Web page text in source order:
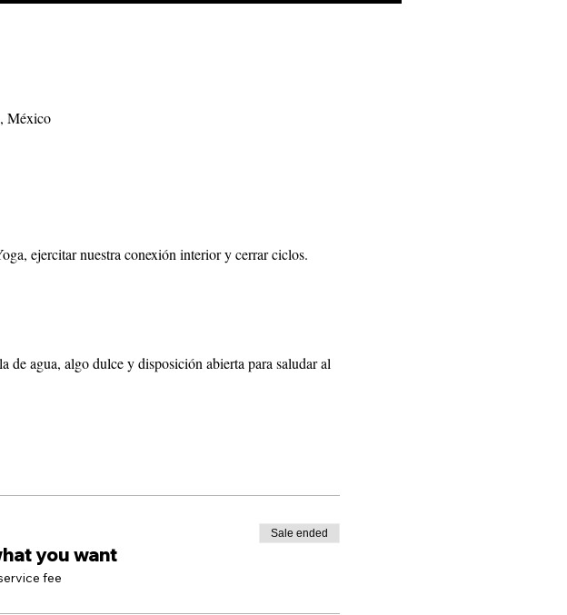
México
ejercitar nuestra conexión interior y cerrar ciclos.
de agua, algo dulce y disposición abierta para saludar al
you want
fee
Sale ended